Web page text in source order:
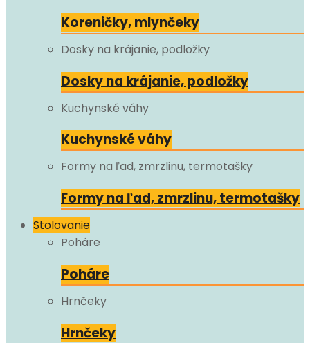
Koreničky, mlynčeky
Dosky na krájanie, podložky
Dosky na krájanie, podložky
Kuchynské váhy
Kuchynské váhy
Formy na ľad, zmrzlinu, termotašky
Formy na ľad, zmrzlinu, termotašky
Stolovanie
Poháre
Poháre
Hrnčeky
Hrnčeky